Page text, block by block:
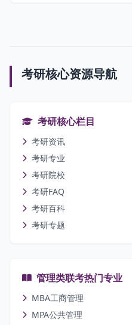
考研核心资源导航
考研核心栏目
考研资讯
考研专业
考研院校
考研FAQ
考研百科
考研专题
管理类联考热门专业
MBA工商管理
MPA公共管理